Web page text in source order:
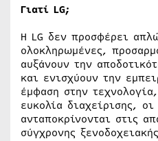
Γιατί LG;
Η LG δεν προσφέρει
ολοκληρωμένες,
αυξάνουν την
και ενισχύουν την
έμφαση στην
ευκολία διαχείρισης, οι
ανταποκρίνονται στις
σύγχρονης